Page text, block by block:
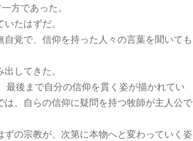
方であった。
たはずだ。
覚で、信仰を持った人々の言葉を聞いても
してきた。
最後まで自分の信仰を貫く姿が描かれてい
、自らの信仰に疑問を持つ牧師が主人公で
の宗教が、次第に本物へと変わっていく姿